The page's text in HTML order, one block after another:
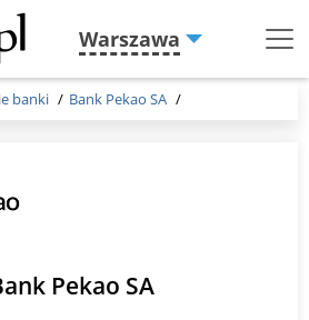
Warszawa
banki Bank Pekao SA
Pekao SA